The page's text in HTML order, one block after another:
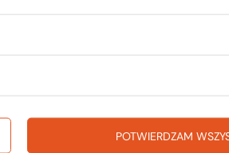
Kubek
Łyżko-
POTWIERDZAM